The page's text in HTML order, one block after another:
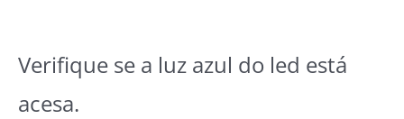
Verifique se a luz azul do led está
acesa.